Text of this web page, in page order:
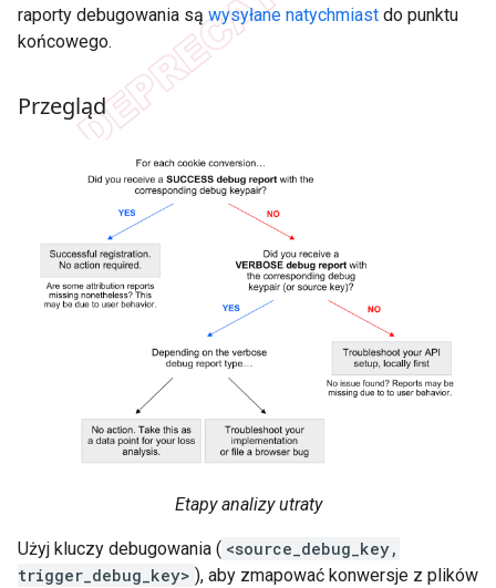
raporty debugowania są wysyłane natychmiast do punktu
końcowego.
Przegląd
Etapy analizy utraty
Użyj kluczy debugowania ( <source_debug_key,
trigger_debug_key> ), aby zmapować konwersje z plików